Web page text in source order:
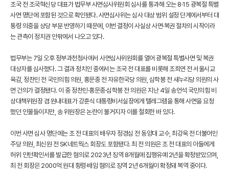
조국 전 조국혁신당 대표가 법무부 사면심사위원회 심사를 통과해 오는 8·15 광복절 특별
사면 명단에 포함된 것으로 확인됐다. 사면심사위는 심사 대상 범위 설정 단계에서부터 대
통령 의중을 상당 부분 반영하기 때문에, 이번 결정이 사실상 사면·복권 절차의 시작이라
는 관측이 정치권 안팎에서 나오고 있다.
법무부는 7일 오후 정부과천청사에서 사면심사위원회를 열어 광복절 특별사면 및 복권
대상자를 심사했다. 그 결과 정치인 중에서는 조국 전 대표를 비롯해 조희연 전 서울시교
육감, 정찬민 전 국민의힘 의원, 홍문종 전 자유한국당 의원, 심학봉 전 새누리당 의원의 사
면 건의가 결정됐다. 이 중 정찬민·홍문종·심학봉 전 의원은 지난 4일 송언석 국민의힘 비
상대책위원장 겸 원내대표가 강훈식 대통령비서실장에게 텔레그램을 통해 사면을 요청
했던 인물들이지만, 송 위원장은 논란이 불거지자 이를 철회한 바 있다.
이번 사면 심사 명단에는 조 전 대표의 배우자 정경심 전 동양대 교수, 최강욱 전 더불어민
주당 의원, 최신원 전 SK네트웍스 회장도 포함됐다. 최 전 의원은 조 전 대표의 아들에게
허위 인턴확인서를 발급한 혐의로 2023년 징역 8개월에 집행유예 2년을 확정받았으며,
최 전 회장은 2000억 원대 횡령·배임 혐의로 징역 2년 6개월이 확정돼 복역 중이다.